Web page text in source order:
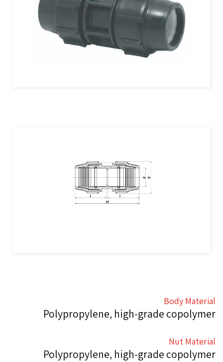
Body Material
Polypropylene, high-grade copolymer
Nut Material
Polypropylene, high-grade copolymer